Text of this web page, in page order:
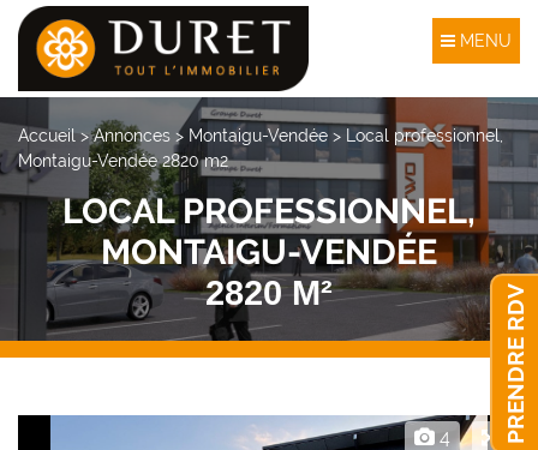
MENU
Accueil>Annonces > Montaigu-Vendée > Local professionnel,
Montaigu-Vendée 2820 m2
LOCAL PROFESSIONNEL,
MONTAIGU-VENDÉE
2820 M²
4 PRENDRE RDV